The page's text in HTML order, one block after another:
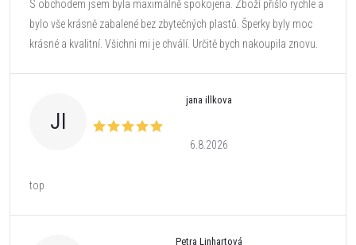
S obchodem jsem byla maximálně spokojena. Zboží přišlo rychle a
bylo vše krásně zabalené bez zbytečných plastů. Šperky byly moc
krásné a kvalitní. Všichni mi je chválí. Určitě bych nakoupila znovu.
JI
jana illkova
6.8.2026
top
Petra Linhartová